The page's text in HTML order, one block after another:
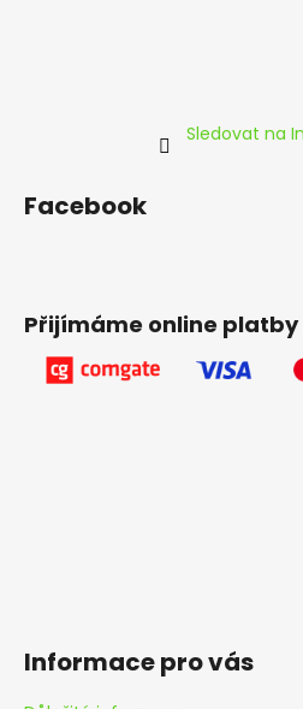
Sledovat na
Facebook
Přijímáme online platby
Informace pro vás